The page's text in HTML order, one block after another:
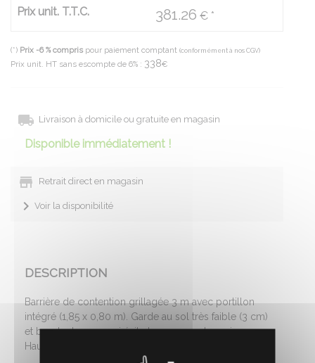
Prix unit. T.T.C. 381.26 € *
(*) Prix -6 % compris pour paiement comptant (conformément à nos CGV)
Prix unit. HT sans escompte de 6% : 338€
Livraison à domicile ou gratuite en magasin
Disponible immédiatement !
Retrait direct en magasin
Voir la disponibilité
DESCRIPTION
Barrière de contention grillagée 3 m avec portillon
intégré (1,85 x 0,80 m). Garde au sol très faible (3 cm)
et broche longue qui évite le passage des animaux.
Hauteur : 1.30 m. Uniquement sur commande.